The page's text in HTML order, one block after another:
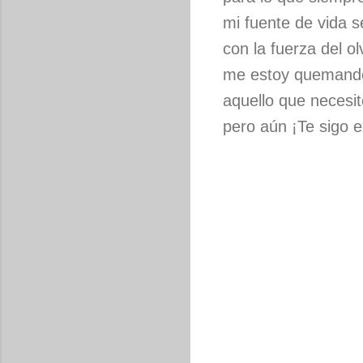
mi fuente de vida
con la fuerza del
me estoy
aquello que
pero aún ¡Te sigo